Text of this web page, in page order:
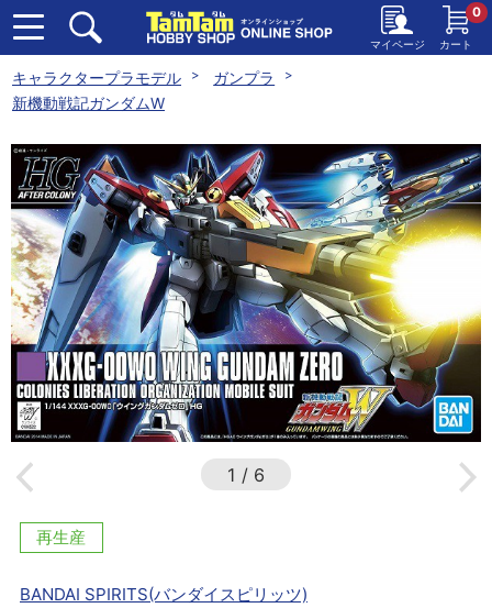
マイページ カート
0
キャラクタープラモデル
ガンプラ
新機動戦記ガンダムW
1 / 6
再生産
BANDAI SPIRITS(バンダイスピリッツ)